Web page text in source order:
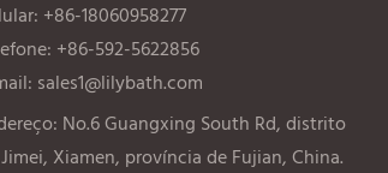
+86-18060958277
+86-592-5622856
sales1@lilybath.com
No.6 Guangxing South Rd, distrito
Xiamen, província de Fujian, China.